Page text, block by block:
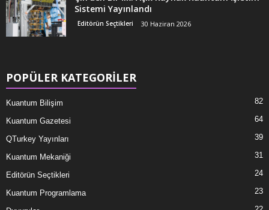
Sistemi Yayınlandı
Editörün Seçtikleri 30 Haziran 2026
POPÜLER KATEGORİLER
Kuantum Bilişim 82
Kuantum Gazetesi 64
QTurkey Yayınları 39
Kuantum Mekaniği 31
Editörün Seçtikleri 24
Kuantum Programlama 23